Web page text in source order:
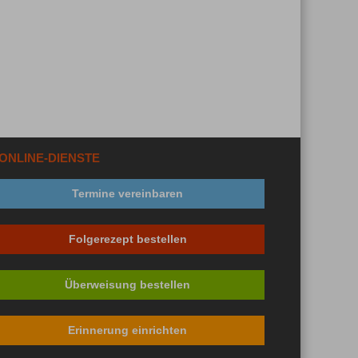
DIENSTE
Termine vereinbaren
Folgerezept bestellen
Überweisung bestellen
Erinnerung einrichten